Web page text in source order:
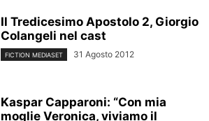
Il Tredicesimo Apostolo 2, Giorgio
Colangeli nel cast
FICTION MEDIASET 31 Agosto 2012
Kaspar Capparoni: “Con mia
moglie Veronica, viviamo il